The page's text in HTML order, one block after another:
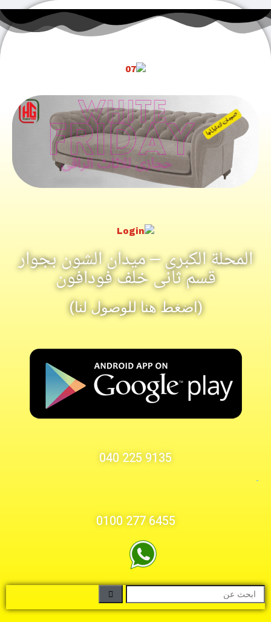
المحلة الكبرى – ميدان الشون بجوار
قسم ثانى خلف فودافون
(اضغط هنا للوصول لنا)
9135 225 040
-
6455 277 0100